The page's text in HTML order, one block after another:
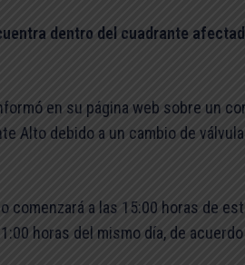
dentro del cuadrante
en su página web sobre un
Alto debido a un cambio de
comenzará a las 15:00 horas de
horas del mismo día, de